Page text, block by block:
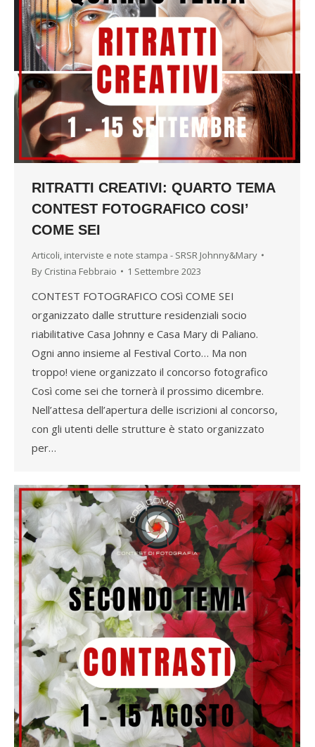
RITRATTI CREATIVI: QUARTO TEMA
CONTEST FOTOGRAFICO COSI’
COME SEI
Articoli, interviste e note stampa - SRSR Johnny&Mary
By Cristina Febbraio 1 Settembre 2023
CONTEST FOTOGRAFICO COSì COME SEI
organizzato dalle strutture residenziali socio
riabilitative Casa Johnny e Casa Mary di Paliano.
Ogni anno insieme al Festival Corto… Ma non
troppo! viene organizzato il concorso fotografico
Così come sei che tornerà il prossimo dicembre.
Nell’attesa dell’apertura delle iscrizioni al concorso,
con gli utenti delle strutture è stato organizzato
per…